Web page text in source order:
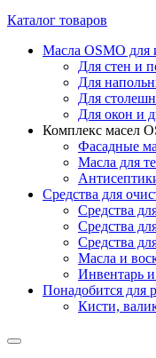
Каталог товаров
Масла OSMO для
Для стен и
Для
Для
Для окон и
Комплекс масел
Фасадные
Масла для
Средства для
Средства
Средства
Средства
Масла и
Инвентарь
Понадобится для
Кисти,